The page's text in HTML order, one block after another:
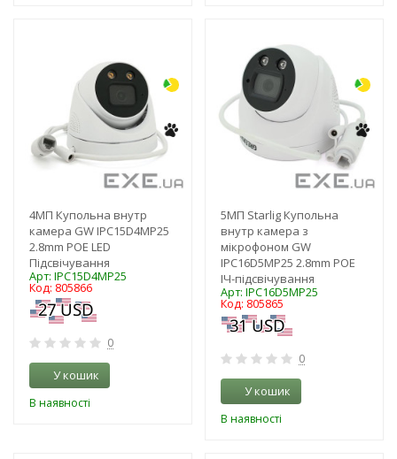
4MП Купольна внутр
камера GW IPC15D4MP25
2.8mm POE LED
Підсвічування
Арт: IPC15D4MP25
Код: 805866
0
У кошик
В наявності
5MП Starlig Купольна
внутр камера з
мікрофоном GW
IPC16D5MP25 2.8mm POE
ІЧ-підсвічування
Арт: IPC16D5MP25
Код: 805865
0
У кошик
В наявності